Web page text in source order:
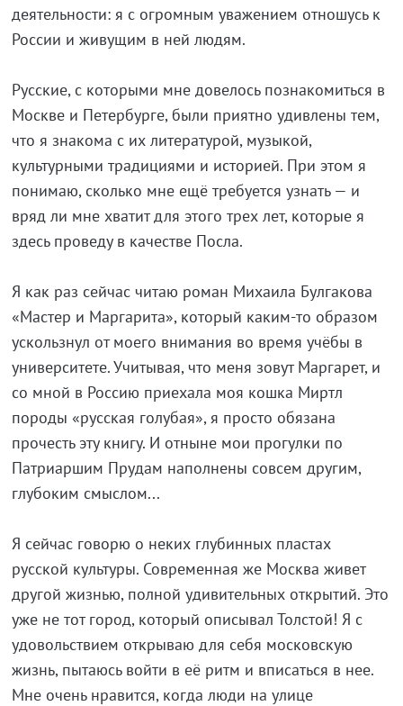
деятельности: я с огромным уважением отношусь к
России и живущим в ней людям.
Русские, с которыми мне довелось познакомиться в
Москве и Петербурге, были приятно удивлены тем,
что я знакома с их литературой, музыкой,
культурными традициями и историей. При этом я
понимаю, сколько мне ещё требуется узнать — и
вряд ли мне хватит для этого трех лет, которые я
здесь проведу в качестве Посла.
Я как раз сейчас читаю роман Михаила Булгакова
«Мастер и Маргарита», который каким-то образом
ускользнул от моего внимания во время учёбы в
университете. Учитывая, что меня зовут Маргарет, и
со мной в Россию приехала моя кошка Миртл
породы «русская голубая», я просто обязана
прочесть эту книгу. И отныне мои прогулки по
Патриаршим Прудам наполнены совсем другим,
глубоким смыслом...
Я сейчас говорю о неких глубинных пластах
русской культуры. Современная же Москва живет
другой жизнью, полной удивительных открытий. Это
уже не тот город, который описывал Толстой! Я с
удовольствием открываю для себя московскую
жизнь, пытаюсь войти в её ритм и вписаться в нее.
Мне очень нравится, когда люди на улице